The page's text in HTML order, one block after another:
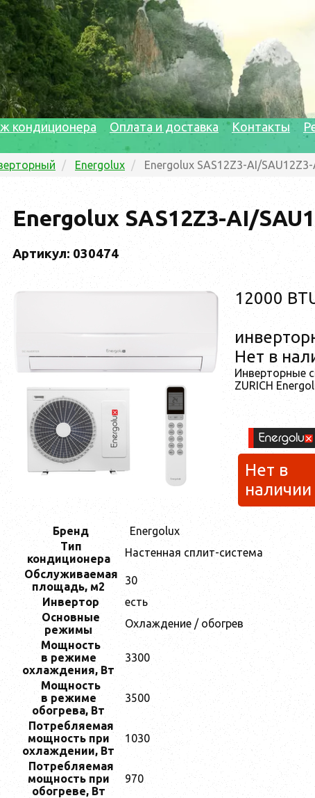
кондиционера Оплата и доставка Контакты
Energolux Energolux SAS12Z3-AI/SAU12Z3-
Energolux SAS12Z3-AI/
Артикул: 030474
12000
Нет в
Инверторные
ZURICH
Нет в
наличии
Бренд
Energolux
Тип
кондиционера
Настенная сплит-система
Обслуживаемая
площадь, м2
30
Инвертор
есть
Основные
режимы
Охлаждение / обогрев
Мощность
в режиме
охлаждения, Bт
3300
Мощность
в режиме
обогрева, Вт
3500
Потребляемая
мощность при
охлаждении, Вт
1030
Потребляемая
мощность при
обогреве, Вт
970